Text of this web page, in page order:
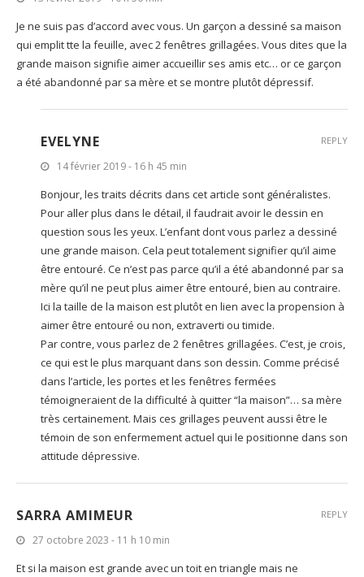
Je ne suis pas d’accord avec vous. Un garçon a dessiné sa maison
qui emplit tte la feuille, avec 2 fenêtres grillagées. Vous dites que la
grande maison signifie aimer accueillir ses amis etc… or ce garçon
a été abandonné par sa mère et se montre plutôt dépressif.
EVELYNE
14 février 2019 - 16 h 45 min
Bonjour, les traits décrits dans cet article sont généralistes.
Pour aller plus dans le détail, il faudrait avoir le dessin en
question sous les yeux. L’enfant dont vous parlez a dessiné
une grande maison. Cela peut totalement signifier qu’il aime
être entouré. Ce n’est pas parce qu’il a été abandonné par sa
mère qu’il ne peut plus aimer être entouré, bien au contraire.
Ici la taille de la maison est plutôt en lien avec la propension à
aimer être entouré ou non, extraverti ou timide.
Par contre, vous parlez de 2 fenêtres grillagées. C’est, je crois,
ce qui est le plus marquant dans son dessin. Comme précisé
dans l’article, les portes et les fenêtres fermées
témoigneraient de la difficulté à quitter “la maison”… sa mère
très certainement. Mais ces grillages peuvent aussi être le
témoin de son enfermement actuel qui le positionne dans son
attitude dépressive.
REPLY
SARRA AMIMEUR
27 octobre 2023 - 11 h 10 min
Et si la maison est grande avec un toit en triangle mais ne
REPLY